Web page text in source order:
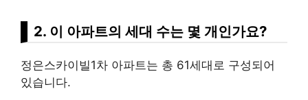
2. 이 아파트의 세대 수는 몇 개인가요?
정은스카이빌1차 아파트는 총 61세대로 구성되어
있습니다.